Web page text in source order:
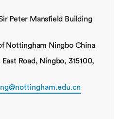
Peter Mansfield Building
Nottingham Ningbo China
East Road, Ningbo, 315100,